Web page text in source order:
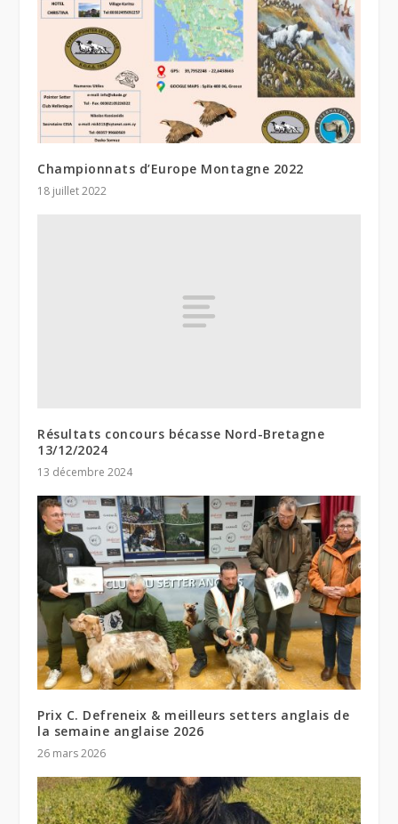
Championnats d’Europe Montagne 2022
18 juillet 2022
Résultats concours bécasse Nord-Bretagne
13/12/2024
13 décembre 2024
Prix C. Defreneix & meilleurs setters anglais de
la semaine anglaise 2026
26 mars 2026